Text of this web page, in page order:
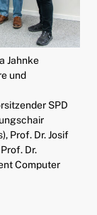
Jahnke
und
SPD
Prof. Dr. Josif
Dr.
Computer